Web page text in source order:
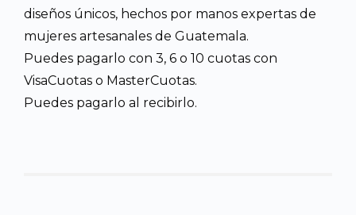
diseños únicos, hechos por manos expertas de
mujeres artesanales de Guatemala.
Puedes pagarlo con 3, 6 o 10 cuotas con
VisaCuotas o MasterCuotas.
Puedes pagarlo al recibirlo.